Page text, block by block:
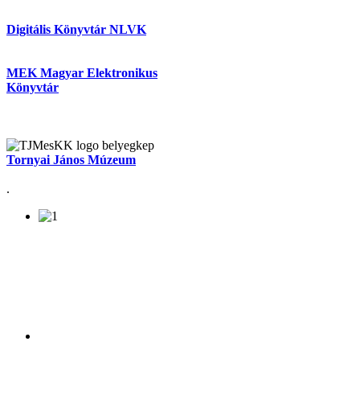
Digitális Könyvtár NLVK
MEK Magyar Elektronikus
Könyvtár
Tornyai János Múzeum
.